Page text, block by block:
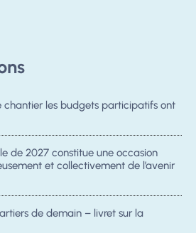
chantier les budgets participatifs ont
de 2027 constitue une occasion
et collectivement de l’avenir
de demain – livret sur la